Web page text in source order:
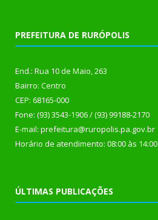
PREFEITURA DE RURÓPOLIS
End.: Rua 10 de Maio, 263
Bairro: Centro
CEP: 68165-000
Fone: (93) 3543-1906 / (93) 99188-2170
E-mail: prefeitura@ruropolis.pa.gov.br
Horário de atendimento: 08:00 às 14:00
ÚLTIMAS PUBLICAÇÕES